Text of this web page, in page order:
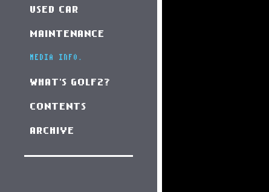
USED CAR
MAINTENANCE
MEDIA INFO.
WHAT'S GOLF2?
CONTENTS
ARCHIVE